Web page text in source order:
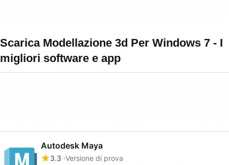
Scarica Modellazione 3d Per Windows 7 - I
migliori software e app
Autodesk Maya
3.3 Versione di prova